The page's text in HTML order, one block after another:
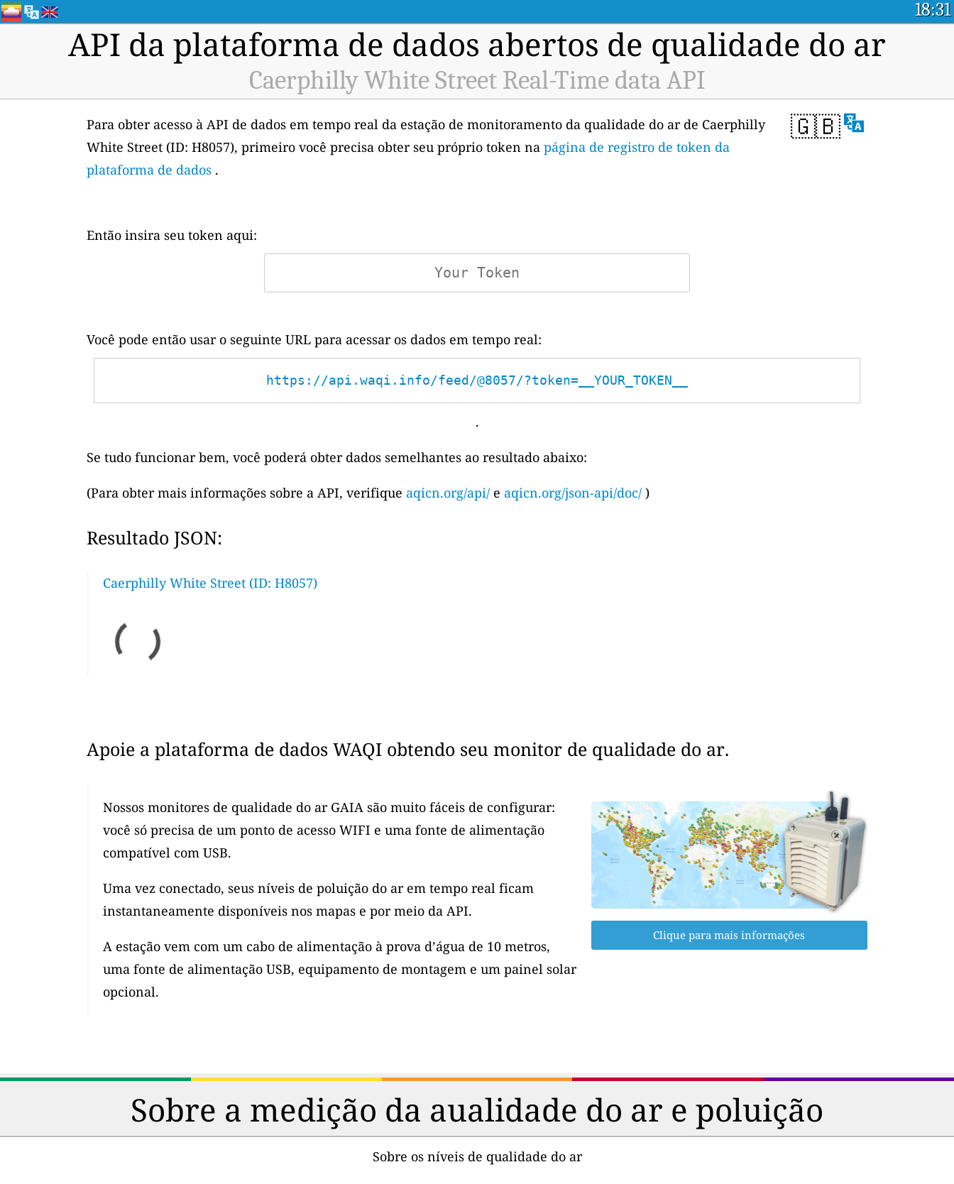
18:31
API da plataforma de dados abertos de qualidade do ar
Caerphilly White Street Real-Time data API
🇬🇧
Para obter acesso à API de dados em tempo real da estação de monitoramento da qualidade do ar de Caerphilly
White Street (ID: H8057), primeiro você precisa obter seu próprio token na página de registro de token da
plataforma de dados .
Então insira seu token aqui:
Você pode então usar o seguinte URL para acessar os dados em tempo real:
https://api.waqi.info/feed/@8057/?token=__YOUR_TOKEN__
.
Se tudo funcionar bem, você poderá obter dados semelhantes ao resultado abaixo:
(Para obter mais informações sobre a API, verifique aqicn.org/api/ e aqicn.org/json-api/doc/ )
Resultado JSON:
Caerphilly White Street (ID: H8057)
Apoie a plataforma de dados WAQI obtendo seu monitor de qualidade do ar.
Nossos monitores de qualidade do ar GAIA são muito fáceis de configurar:
você só precisa de um ponto de acesso WIFI e uma fonte de alimentação
compatível com USB.
Uma vez conectado, seus níveis de poluição do ar em tempo real ficam
instantaneamente disponíveis nos mapas e por meio da API.
A estação vem com um cabo de alimentação à prova d’água de 10 metros,
uma fonte de alimentação USB, equipamento de montagem e um painel solar
opcional.
Clique para mais informações
Sobre a medição da aualidade do ar e poluição
Sobre os níveis de qualidade do ar